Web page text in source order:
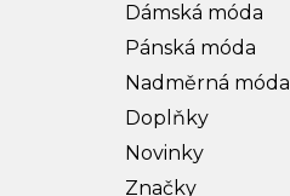
Dámská móda
Pánská móda
Nadměrná móda
Doplňky
Novinky
Značky